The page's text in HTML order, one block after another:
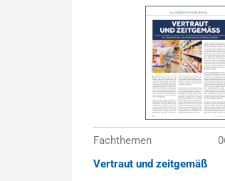
Fachthemen
Vertraut und zeitgemäß